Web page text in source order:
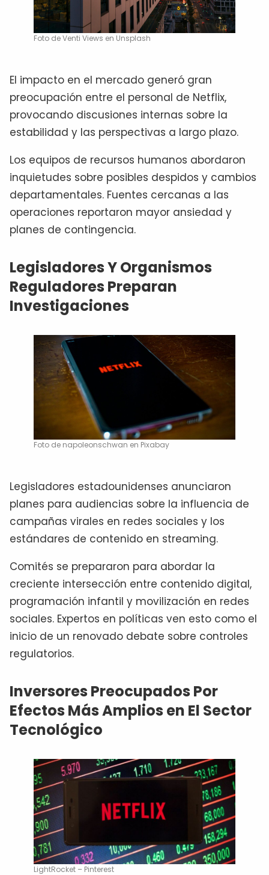
Foto de Venti Views en Unsplash
El impacto en el mercado generó gran
preocupación entre el personal de Netflix,
provocando discusiones internas sobre la
estabilidad y las perspectivas a largo plazo.
Los equipos de recursos humanos abordaron
inquietudes sobre posibles despidos y cambios
departamentales. Fuentes cercanas a las
operaciones reportaron mayor ansiedad y
planes de contingencia.
Legisladores Y Organismos
Reguladores Preparan
Investigaciones
Foto de napoleonschwan en Pixabay
Legisladores estadounidenses anunciaron
planes para audiencias sobre la influencia de
campañas virales en redes sociales y los
estándares de contenido en streaming.
Comités se prepararon para abordar la
creciente intersección entre contenido digital,
programación infantil y movilización en redes
sociales. Expertos en políticas ven esto como el
inicio de un renovado debate sobre controles
regulatorios.
Inversores Preocupados Por
Efectos Más Amplios en El Sector
Tecnológico
LightRocket – Pinterest